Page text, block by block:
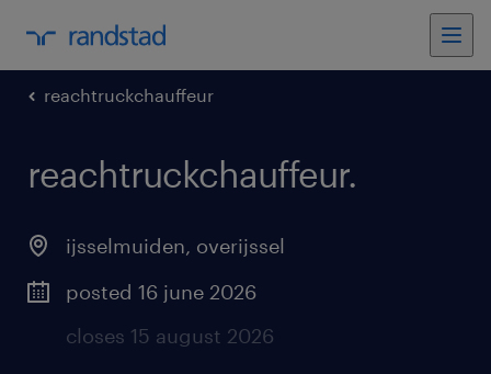
reachtruckchauffeur
reachtruckchauffeur.
ijsselmuiden, overijssel
posted 16 june 2026
closes 15 august 2026